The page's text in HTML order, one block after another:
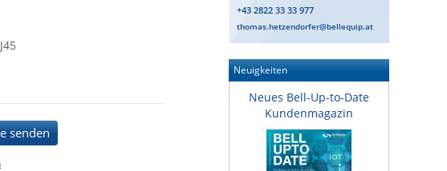
senden
+43 2822 33 33 977
thomas.hetzendorfer@bellequip.at
Neuigkeiten
Neues Bell-Up-to-Date
Kundenmagazin